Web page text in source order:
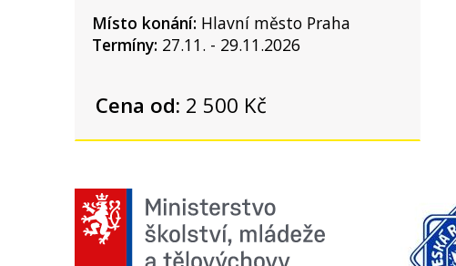
Místo konání: Hlavní město Praha
Termíny: 27.11. - 29.11.2026
Cena od: 2 500 Kč